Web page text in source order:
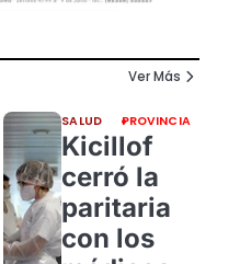
Ver Más
SALUD PROVINCIA
Kicillof
cerró la
paritaria
con los